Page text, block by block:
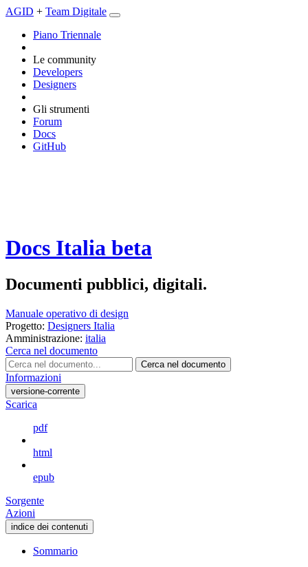
AGID + Team Digitale
Piano Triennale
Le community
Developers
Designers
Gli strumenti
Forum
Docs
GitHub
Docs Italia beta
Documenti pubblici, digitali.
Manuale operativo di design
Progetto: Designers Italia
Amministrazione: italia
Cerca nel documento
Cerca nel documento
Informazioni
versione-corrente
Scarica
pdf
html
epub
Sorgente
Azioni
indice dei contenuti
Sommario